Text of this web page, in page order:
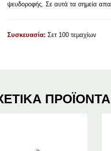
ψευδοροφής. Σε αυτά τα σημεία
Συσκευασία: Σετ 100 τεμαχίων
ΠΡΟΪΌΝΤΑ